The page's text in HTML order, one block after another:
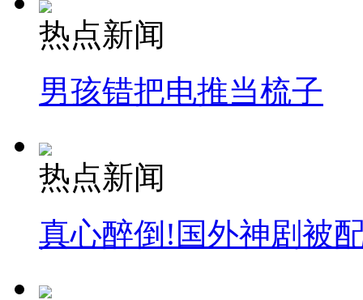
热点新闻
男孩错把电推当梳子
热点新闻
真心醉倒!国外神剧被